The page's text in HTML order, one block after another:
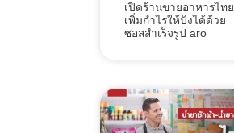
เปิดร้านขายอาหารไทย
เพิ่มกำไรให้ปังได้ด้วย
ซอสสำเร็จรูป aro